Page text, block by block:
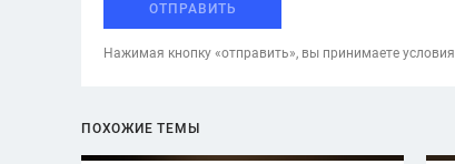
ОТПРАВИТЬ
Нажимая кнопку «отправить», вы принимаете условия
ПОХОЖИЕ ТЕМЫ